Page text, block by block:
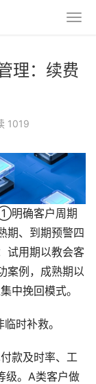
理：续费
1019
明确客户周期
期、到期预警四
试用期以教会客
案例，成熟期以
中挽回模式。
时补救。
款及时率、工
级。A类客户做